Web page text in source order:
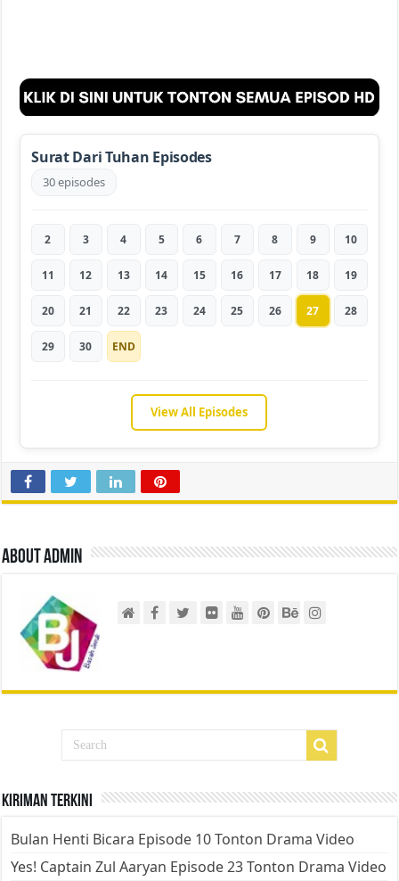
Surat Dari Tuhan Episodes
30 episodes
2 3 4 5 6 7 8 9 10
11 12 13 14 15 16 17 18 19
20 21 22 23 24 25 26 27 28
29 30 END
View All Episodes
About admin
Kiriman Terkini
Bulan Henti Bicara Episode 10 Tonton Drama Video
Yes! Captain Zul Aaryan Episode 23 Tonton Drama Video